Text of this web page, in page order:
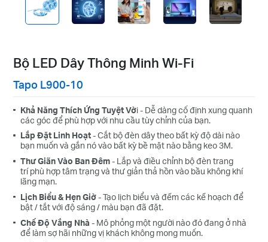
Bộ LED Dây Thông Minh Wi-Fi
Tapo L900-10
Khả Năng Thích Ứng Tuyệt Vời - Dễ dàng cố định xung quanh
các góc để phù hợp với nhu cầu tùy chỉnh của bạn.
Lắp Đặt Linh Hoạt- Cắt bộ đèn dây theo bất kỳ độ dài nào
bạn muốn và gắn nó vào bất kỳ bề mặt nào bằng keo 3M.
Thư Giãn Vào Ban Đêm- Lắp và điều chỉnh bộ đèn trang
trí phù hợp tâm trạng và thư giản thả hồn vào bầu không khí
lãng mạn.
Lịch Biểu & Hẹn Giờ- Tạo lịch biểu và đếm các kế hoạch để
bật / tắt với độ sáng / màu bạn đã đặt.
Chế Độ Vắng Nhà - Mô phỏng một người nào đó đang ở nhà
để làm sợ hãi những vị khách không mong muốn.